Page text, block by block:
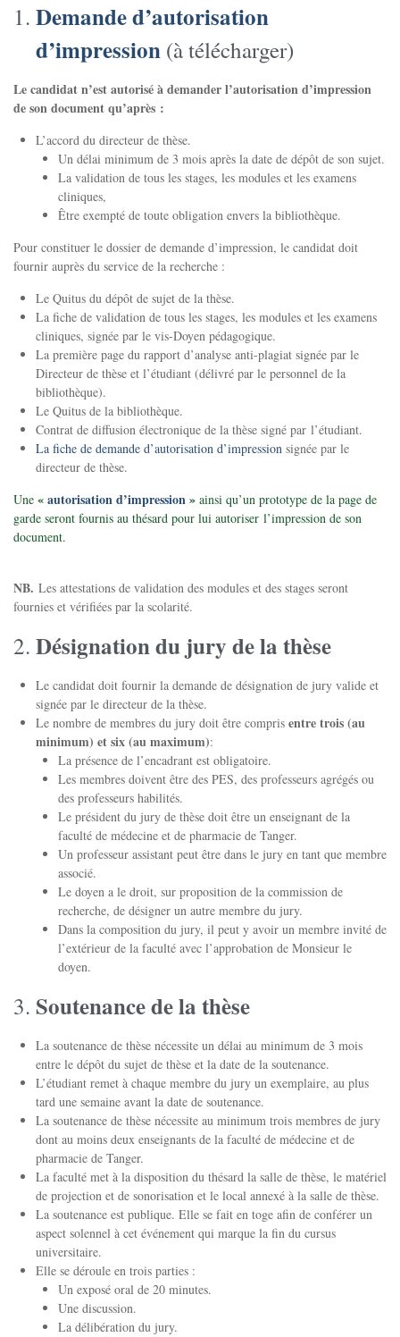
Demande d’autorisation
d’impression (à télécharger)
Le candidat n’est autorisé à demander l’autorisation d’impression
de son document qu’après :
L’accord du directeur de thèse.
Un délai minimum de 3 mois après la date de dépôt de son sujet.
La validation de tous les stages, les modules et les examens
cliniques,
Être exempté de toute obligation envers la bibliothèque.
Pour constituer le dossier de demande d’impression, le candidat doit
fournir auprès du service de la recherche :
Le Quitus du dépôt de sujet de la thèse.
La fiche de validation de tous les stages, les modules et les examens
cliniques, signée par le vis-Doyen pédagogique.
La première page du rapport d’analyse anti-plagiat signée par le
Directeur de thèse et l’étudiant (délivré par le personnel de la
bibliothèque).
Le Quitus de la bibliothèque.
Contrat de diffusion électronique de la thèse signé par l’étudiant.
La fiche de demande d’autorisation d’impression signée par le
directeur de thèse.
Une «autorisation d’impression» ainsi qu’un prototype de la page de
garde seront fournis au thésard pour lui autoriser l’impression de son
document.
NB. Les attestations de validation des modules et des stages seront
fournies et vérifiées par la scolarité.
Désignation du jury de la thèse
Le candidat doit fournir la demande de désignation de jury valide et
signée par le directeur de la thèse.
Le nombre de membres du jury doit être compris entre trois (au
minimum) et six (au maximum):
La présence de l’encadrant est obligatoire.
Les membres doivent être des PES, des professeurs agrégés ou
des professeurs habilités.
Le président du jury de thèse doit être un enseignant de la
faculté de médecine et de pharmacie de Tanger.
Un professeur assistant peut être dans le jury en tant que membre
associé.
Le doyen a le droit, sur proposition de la commission de
recherche, de désigner un autre membre du jury.
Dans la composition du jury, il peut y avoir un membre invité de
l’extérieur de la faculté avec l’approbation de Monsieur le
doyen.
Soutenance de la thèse
La soutenance de thèse nécessite un délai au minimum de 3 mois
entre le dépôt du sujet de thèse et la date de la soutenance.
L’étudiant remet à chaque membre du jury un exemplaire, au plus
tard une semaine avant la date de soutenance.
La soutenance de thèse nécessite au minimum trois membres de jury
dont au moins deux enseignants de la faculté de médecine et de
pharmacie de Tanger.
La faculté met à la disposition du thésard la salle de thèse, le matériel
de projection et de sonorisation et le local annexé à la salle de thèse.
La soutenance est publique. Elle se fait en toge afin de conférer un
aspect solennel à cet événement qui marque la fin du cursus
universitaire.
Elle se déroule en trois parties :
Un exposé oral de 20 minutes.
Une discussion.
La délibération du jury.